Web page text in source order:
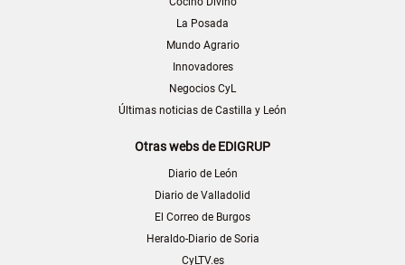
La Posada
Mundo Agrario
Innovadores
Negocios CyL
Últimas noticias de Castilla y León
Otras webs de EDIGRUP
Diario de León
Diario de Valladolid
El Correo de Burgos
Heraldo-Diario de Soria
CyLTV.es